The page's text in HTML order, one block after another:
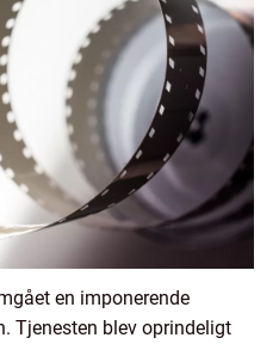
en imponerende
Tjenesten blev oprindeligt